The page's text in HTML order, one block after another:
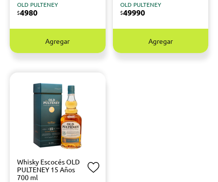
OLD PULTENEY
$4980
Agregar
OLD PULTENEY
$49990
Agregar
Whisky Escocés OLD
PULTENEY 15 Años
700 ml